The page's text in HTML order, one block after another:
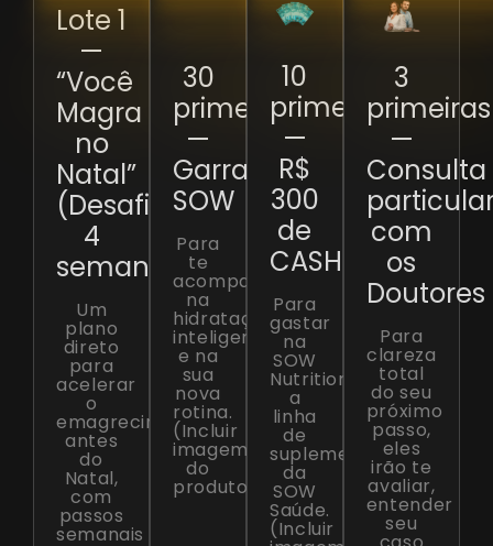
Lote 1
—
“Você
Magra
no
Natal”
(Desafio
4
semanas)
Um
plano
direto
para
acelerar
o
emagrecimento
antes
do
Natal,
com
passos
semanais
30
primeiras
—
Garrafa
SOW
Para
te
acompanhar
na
hidratação
inteligente
e na
sua
nova
rotina.
(Incluir
imagem
do
produto)
10
primeiras
—
R$
300
de
CASHBACK
Para
gastar
na
SOW
Nutrition,
a
linha
de
suplementos
da
SOW
Saúde.
(Incluir
3
primeiras
—
Consulta
com
os
Doutores
Para
clareza
total
do seu
próximo
passo,
eles
irão te
avaliar,
entender
seu